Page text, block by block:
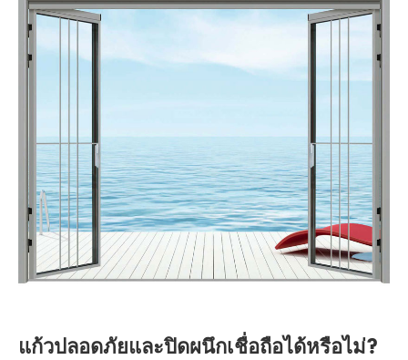
แก้วปลอดภัยและปิดผนึกเชื่อถือได้หรือไม่?